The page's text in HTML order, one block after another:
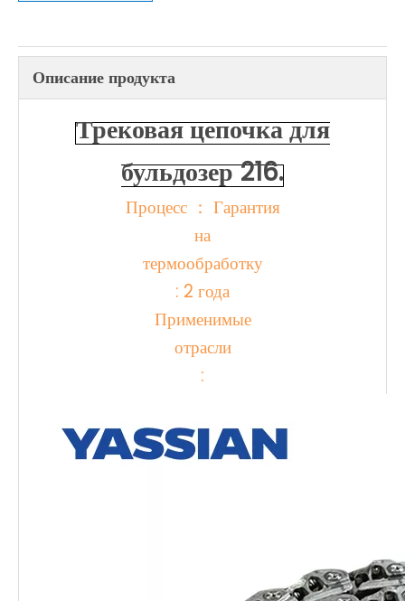
Описание продукта
Трековая цепочка для
бульдозер 216.
Процесс ： Гарантия
на
термообработку
: 2 года
Применимые
отрасли
: